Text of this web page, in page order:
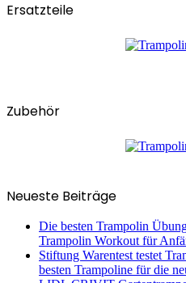
Ersatzteile
Zubehör
Neueste Beiträge
Die besten Trampolin
Trampolin Workout für
Stiftung Warentest testet
besten Trampoline für die